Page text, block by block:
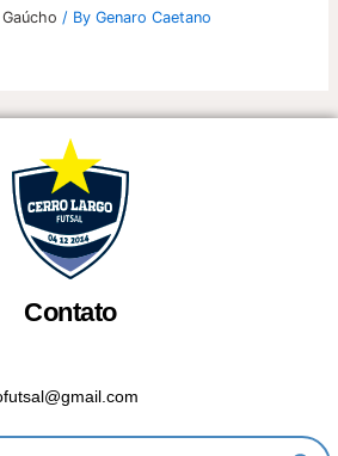
/ ByGenaro Caetano
Contato